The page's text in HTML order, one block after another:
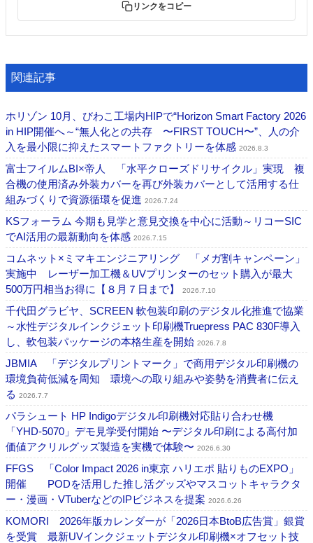
リンクをコピー
関連記事
ホリゾン 10月、びわこ工場内HIPで“Horizon Smart Factory 2026
in HIP開催へ～“無人化との共存 〜FIRST TOUCH〜”、人の介
入を最小限に抑えたスマートファクトリーを体感 2026.8.3
富士フイルムBI×帝人 「水平クローズドリサイクル」実現 複
合機の使用済み外装カバーを再び外装カバーとして活用する仕
組みづくりで資源循環を促進 2026.7.24
KSフォーラム 今期も見学と意見交換を中心に活動～リコーSIC
でAI活用の最新動向を体感 2026.7.15
コムネット×ミマキエンジニアリング 「メガ割キャンペーン」
実施中 レーザー加工機＆UVプリンターのセット購入が最大
500万円相当お得に【８月７日まで】
2026.7.10
千代田グラビヤ、SCREEN 軟包装印刷のデジタル化推進で協業
～水性デジタルインクジェット印刷機Truepress PAC 830F導入
し、軟包装パッケージの本格生産を開始 2026.7.8
JBMIA 「デジタルプリントマーク」で商用デジタル印刷機の
環境負荷低減を周知 環境への取り組みや姿勢を消費者に伝え
る 2026.7.7
パラシュート HP Indigoデジタル印刷機対応貼り合わせ機
「YHD-5070」デモ見学受付開始 〜デジタル印刷による高付加
価値アクリルグッズ製造を実機で体験〜 2026.6.30
FFGS 「Color Impact 2026 in東京 ハリエポ 貼りものEXPO」
開催 PODを活用した推し活グッズやマスコットキャラクタ
ー・漫画・VTuberなどのIPビジネスを提案 2026.6.26
KOMORI 2026年版カレンダーが「2026日本BtoB広告賞」銀賞
を受賞 最新UVインクジェットデジタル印刷機×オフセット技